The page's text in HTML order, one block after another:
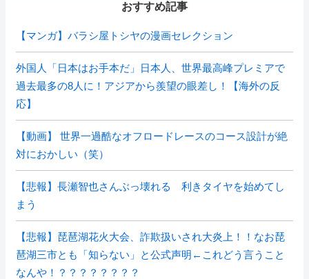
おすすめ記事
【マンガ】バラシ屋トシヤの漫画セレクション
外国人「日本はお手本だ」日本人、世界最高峰プレミアで
過去最多の8人に！アジアから羨望の眼差し！【海外の反
応】
【動画】 世界一過酷なオフロードレースのコース設計が絶
対におかしい（笑）
【悲報】長瀬智也さんぶっ壊れる 利きタイヤを始めてし
まう
【悲報】琵琶湖花火大会、詐欺扱いされ大炎上！！なお琵
琶湖三市とも「知らない」と公式声明←これどう言うこと
なんや！？？？？？？？？